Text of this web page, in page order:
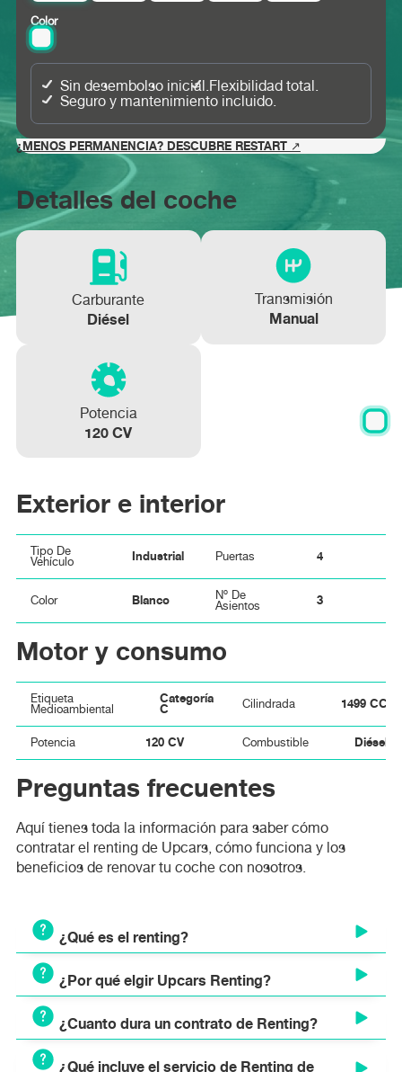
Color
Sin desembolso inicial.Flexibilidad total.
Seguro y mantenimiento incluido.
¿MENOS PERMANENCIA? DESCUBRE RESTART ↗
Detalles del coche
Carburante
Diésel
Transmisión
Manual
Potencia
120 CV
Exterior e interior
Tipo De
Vehículo
Industrial Puertas 4
Color Blanco
Nº De
Asientos
3
Motor y consumo
Etiqueta
Medioambiental
Categoría
C Cilindrada 1499 CC
Potencia 120 CV Combustible Diésel
Preguntas frecuentes
Aquí tienes toda la información para saber cómo
contratar el renting de Upcars, cómo funciona y los
beneficios de renovar tu coche con nosotros.
¿Qué es el renting?
El renting es un modelo de alquiler a largo plazo que
permite disponer de un vehículo nuevo mediante el pago
de una cuota mensual fija. A diferencia del leasing o la
compra tradicional, el renting es un servicio integral que
incluye todos los gastos asociados al uso y
¿Por qué elgir Upcars Renting?
Ventajas y beneficios de elegir Upcars Renting:
Cuota mensual fija y transparente sin sorpresas.
¿Cuanto dura un contrato de Renting?